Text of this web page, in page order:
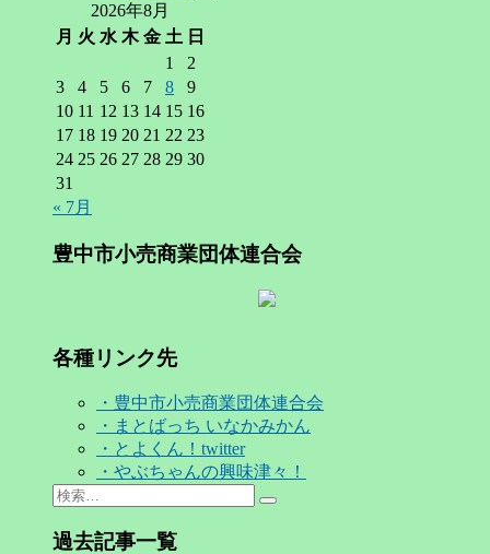
2026年8月
月 火 水 木 金 土 日
1
2
3
4 5 6 7 8
9
10 11 12 13 14 15 16
17 18 19 20 21 22 23
24 25 26 27 28 29 30
31
« 7月
豊中市小売商業団体連合会
各種リンク先
・豊中市小売商業団体連合会
・まとばっち いなかみかん
・とよくん！twitter
・やぶちゃんの興味津々！
Search
for:
検
過去記事一覧